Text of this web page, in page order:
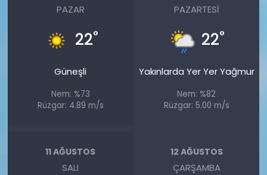
PAZAR
22°
Güneşli
Nem: %73
Rüzgar: 4.89 m/s
PAZARTESI
22°
Yakınlarda Yer Yer Yağmur
Nem: %82
Rüzgar: 5.00 m/s
11 AĞUSTOS
SALI
12 AĞUSTOS
ÇARŞAMBA